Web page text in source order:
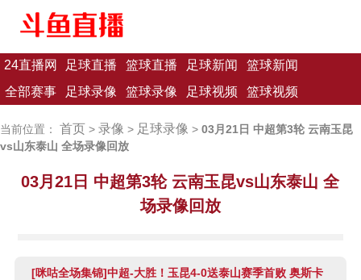
24直播网 足球直播 篮球直播 足球新闻
篮球新闻
全部赛事
足球录像 篮球录像 足球视频 篮球视频
当前位置： 首页 > 录像 > 足球录像 > 03月21日 中超第3轮 云南玉昆
vs山东泰山 全场录像回放
03月21日 中超第3轮 云南玉昆vs山东泰山 全
场录像回放
[咪咕全场集锦]中超-大胜！玉昆4-0送泰山赛季首败 奥斯卡